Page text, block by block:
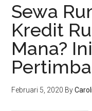
Sewa
Kredit
Mana?
Februari 5, 2020 By